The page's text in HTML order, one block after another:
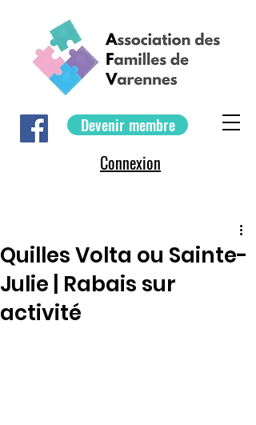
Devenir membre
Connexion
Quilles Volta ou Sainte-
Julie | Rabais sur
activité